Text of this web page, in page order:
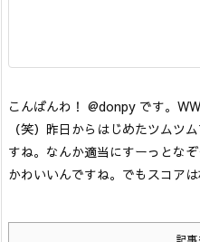
こんばんわ！ @donpy です。
（笑） 昨日からはじめたツムツ
すね。なんか適当にすーっとな
かわいいんですね。でもスコア
記事